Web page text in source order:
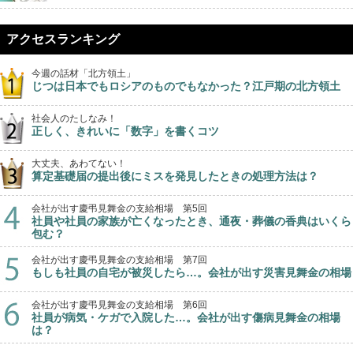
アクセスランキング
今週の話材「北方領土」
じつは日本でもロシアのものでもなかった？江戸期の北方領土
社会人のたしなみ！
正しく、きれいに「数字」を書くコツ
大丈夫、あわてない！
算定基礎届の提出後にミスを発見したときの処理方法は？
会社が出す慶弔見舞金の支給相場 第5回
社員や社員の家族が亡くなったとき、通夜・葬儀の香典はいくら
包む？
会社が出す慶弔見舞金の支給相場 第7回
もしも社員の自宅が被災したら…。会社が出す災害見舞金の相場
会社が出す慶弔見舞金の支給相場 第6回
社員が病気・ケガで入院した…。会社が出す傷病見舞金の相場
は？